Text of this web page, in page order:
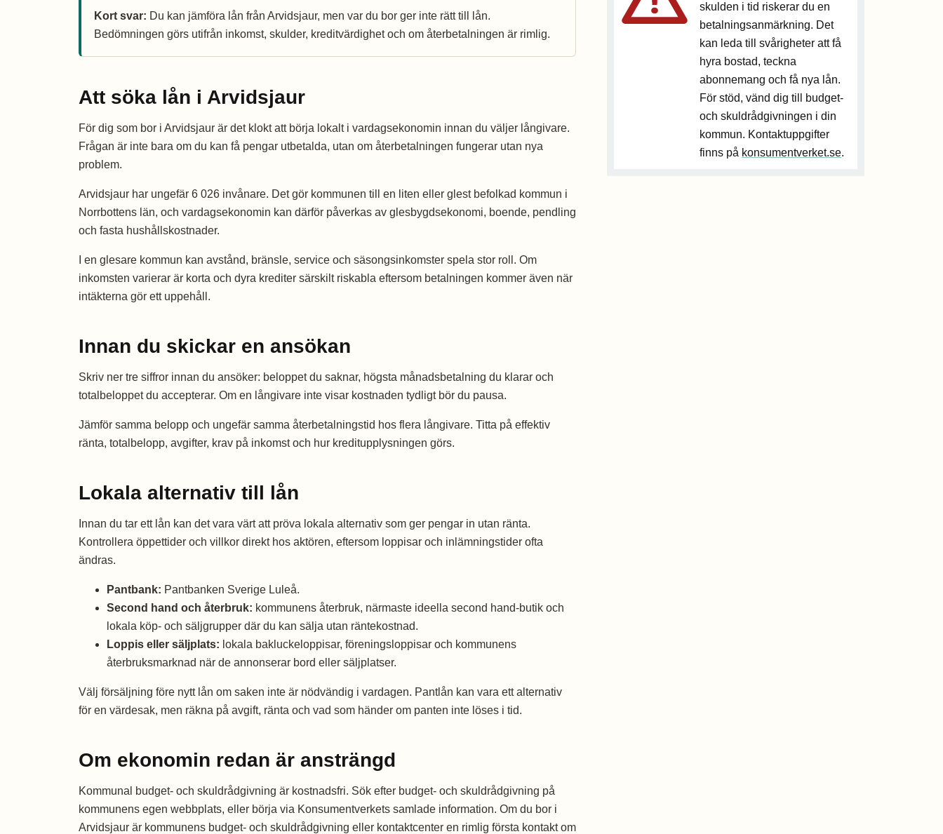
Kort svar: Du kan jämföra lån från Arvidsjaur, men var du bor ger inte rätt till lån.
Bedömningen görs utifrån inkomst, skulder, kreditvärdighet och om återbetalningen är rimlig.
Att söka lån i Arvidsjaur
För dig som bor i Arvidsjaur är det klokt att börja lokalt i vardagsekonomin innan du väljer långivare.
Frågan är inte bara om du kan få pengar utbetalda, utan om återbetalningen fungerar utan nya
problem.
Arvidsjaur har ungefär 6 026 invånare. Det gör kommunen till en liten eller glest befolkad kommun i
Norrbottens län, och vardagsekonomin kan därför påverkas av glesbygdsekonomi, boende, pendling
och fasta hushållskostnader.
I en glesare kommun kan avstånd, bränsle, service och säsongsinkomster spela stor roll. Om
inkomsten varierar är korta och dyra krediter särskilt riskabla eftersom betalningen kommer även när
intäkterna gör ett uppehåll.
Innan du skickar en ansökan
Skriv ner tre siffror innan du ansöker: beloppet du saknar, högsta månadsbetalning du klarar och
totalbeloppet du accepterar. Om en långivare inte visar kostnaden tydligt bör du pausa.
Jämför samma belopp och ungefär samma återbetalningstid hos flera långivare. Titta på effektiv
ränta, totalbelopp, avgifter, krav på inkomst och hur kreditupplysningen görs.
Lokala alternativ till lån
Innan du tar ett lån kan det vara värt att pröva lokala alternativ som ger pengar in utan ränta.
Kontrollera öppettider och villkor direkt hos aktören, eftersom loppisar och inlämningstider ofta
ändras.
Pantbank: Pantbanken Sverige Luleå.
Second hand och återbruk: kommunens återbruk, närmaste ideella second hand-butik och
lokala köp- och säljgrupper där du kan sälja utan räntekostnad.
Loppis eller säljplats: lokala bakluckeloppisar, föreningsloppisar och kommunens
återbruksmarknad när de annonserar bord eller säljplatser.
Välj försäljning före nytt lån om saken inte är nödvändig i vardagen. Pantlån kan vara ett alternativ
för en värdesak, men räkna på avgift, ränta och vad som händer om panten inte löses i tid.
Om ekonomin redan är ansträngd
Kommunal budget- och skuldrådgivning är kostnadsfri. Sök efter budget- och skuldrådgivning på
kommunens egen webbplats, eller börja via Konsumentverkets samlade information. Om du bor i
Arvidsjaur är kommunens budget- och skuldrådgivning eller kontaktcenter en rimlig första kontakt om
skulden i tid riskerar du en
betalningsanmärkning. Det
kan leda till svårigheter att få
hyra bostad, teckna
abonnemang och få nya lån.
För stöd, vänd dig till budget-
och skuldrådgivningen i din
kommun. Kontaktuppgifter
finns på konsumentverket.se.